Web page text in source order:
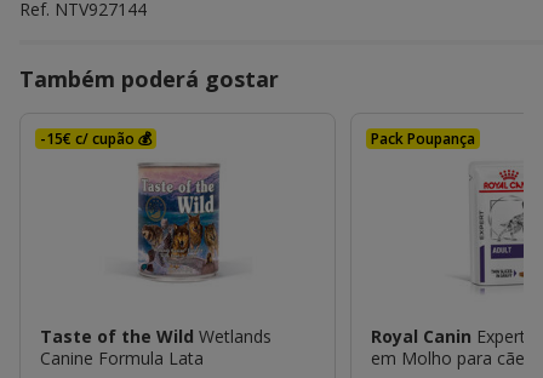
Ref. NTV927144
Também poderá gostar
-15€ c/ cupão 💰
Taste of the Wild Wetlands
Canine Formula Lata
Pack Poupança
Royal Canin Expert
em Molho para cães